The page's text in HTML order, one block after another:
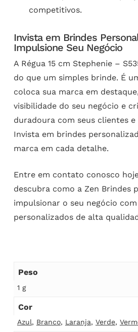
competitivos.
Invista em Brindes
Impulsione Seu Negócio
A Régua 15 cm Stephenie –
do que um simples brinde. É
coloca sua marca em
visibilidade do seu negócio e
duradoura com seus clientes
Invista em brindes
marca em cada detalhe.
Entre em contato conosco
descubra como a Zen Brindes
impulsionar o seu negócio
personalizados de alta
Peso
1 g
Cor
Azul, Branco, Laranja, Verde,